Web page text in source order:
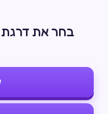
בחר את דרגת